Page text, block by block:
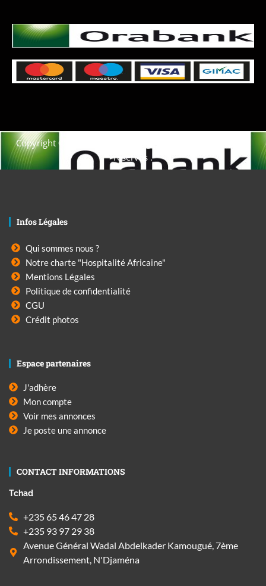
Copyright © 2021. Afrique-voyage-découverte tous droits
réservés .
Infos Légales
Qui sommes nous ?
Notre charte "Hospitalité Africaine"
Mentions Légales
Politique de confidentialité
CGU
Crédit photos
Espace partenaires
J'adhère
Mon compte
Voir mes annonces
Je poste une annonce
CONTACT INFORMATIONS
Tchad
+235 65 46 47 28
+235 93 97 29 38
Avenue Général Wadal Abdelkader Kamougué, 7ème
Arrondissement, N'Djaména